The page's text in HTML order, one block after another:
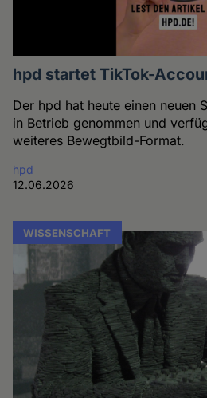
hpd startet TikTok-
Der hpd hat heute einen neuen
in Betrieb genommen und
weiteres Bewegtbild-Format.
hpd
12.06.2026
WISSENSCHAFT